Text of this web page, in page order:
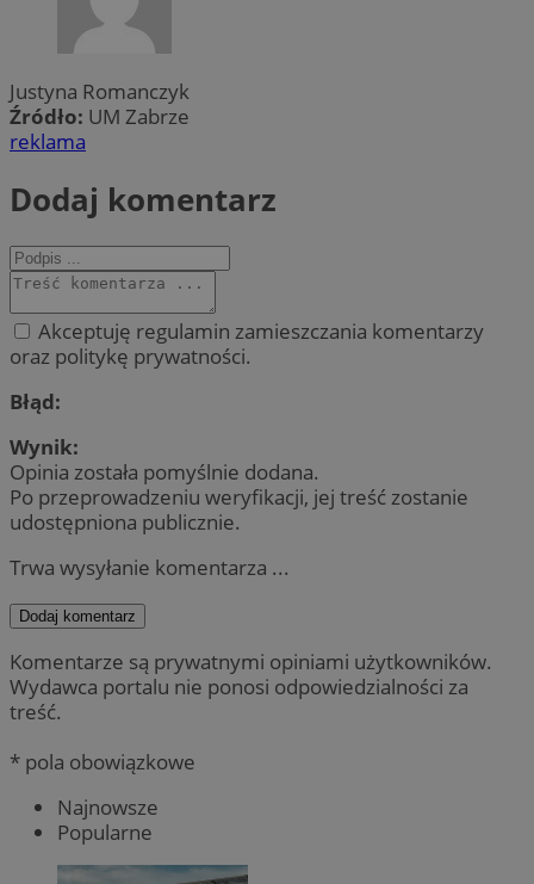
Justyna Romanczyk
Źródło: UM Zabrze
reklama
Dodaj komentarz
Akceptuję regulamin zamieszczania komentarzy
oraz politykę prywatności.
Błąd:
Wynik:
Opinia została pomyślnie dodana.
Po przeprowadzeniu weryfikacji, jej treść zostanie
udostępniona publicznie.
Trwa wysyłanie komentarza ...
Dodaj komentarz
Komentarze są prywatnymi opiniami użytkowników.
Wydawca portalu nie ponosi odpowiedzialności za
treść.
* pola obowiązkowe
Najnowsze
Popularne